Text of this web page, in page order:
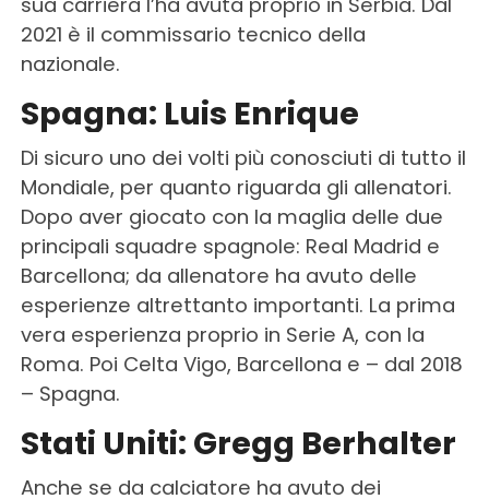
2021 è il commissario tecnico della
nazionale.
Spagna: Luis Enrique
Di sicuro uno dei volti più conosciuti di tutto il
Mondiale, per quanto riguarda gli allenatori.
Dopo aver giocato con la maglia delle due
principali squadre spagnole: Real Madrid e
Barcellona; da allenatore ha avuto delle
esperienze altrettanto importanti. La prima
vera esperienza proprio in Serie A, con la
Roma. Poi Celta Vigo, Barcellona e – dal 2018
– Spagna.
Stati Uniti: Gregg Berhalter
Anche se da calciatore ha avuto dei